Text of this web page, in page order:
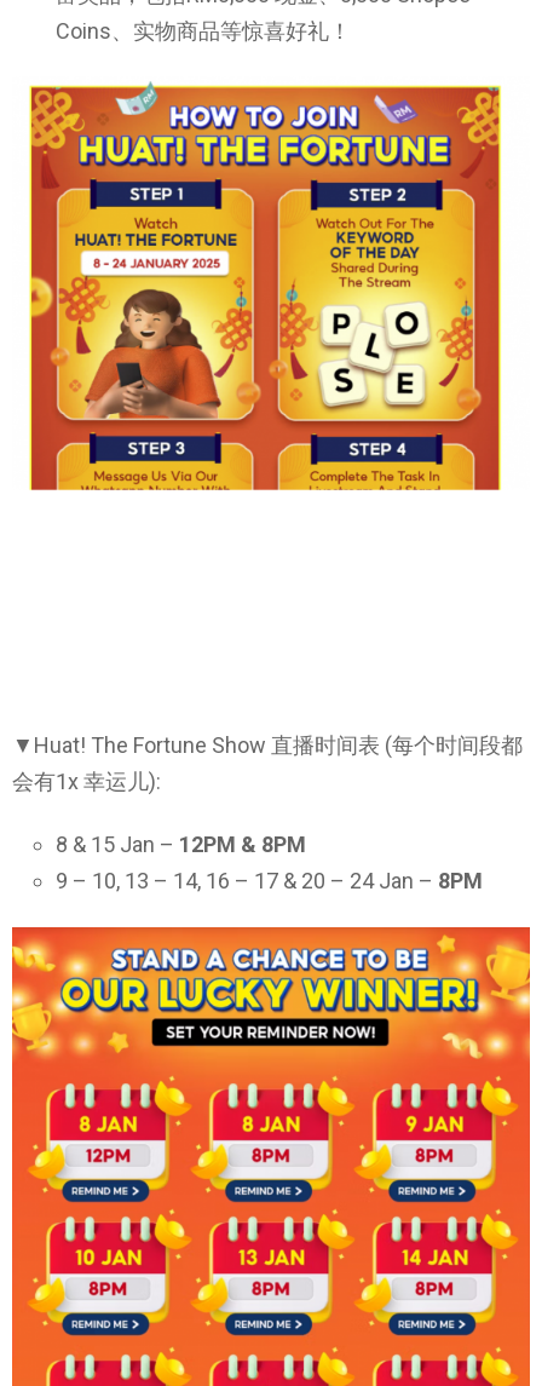
Coins、实物商品等惊喜好礼！
▼Huat! The Fortune Show 直播时间表 (每个时间段都
会有1x 幸运儿):
8 & 15 Jan – 12PM & 8PM
9 – 10, 13 – 14, 16 – 17 & 20 – 24 Jan – 8PM